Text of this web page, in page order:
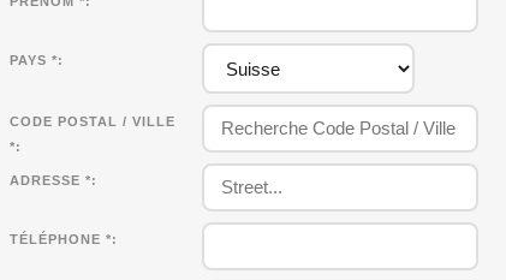
PAYS *
CODE POSTAL / VILLE
*
ADRESSE *
TÉLÉPHONE *